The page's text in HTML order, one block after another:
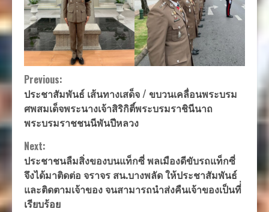
Continue
Reading
Previous:
ประชาสัมพันธ์ เส้นทางเสด็จ / ขบวนเคลื่อนพระบรม
ศพสมเด็จพระนางเจ้าสิริกิติ์พระบรมราชินีนาถ
พระบรมราชชนนีพันปีหลวง
Next:
ประชาชนลืมสิ่งของบนแท็กซี่ พลเมืองดีขับรถแท็กซี่
จึงได้มาติดต่อ จราจร สน.บางพลัด ให้ประชาสัมพันธ์
และติดตามเจ้าของ จนสามารถนำส่งคืนเจ้าของเป็นที่่
เรียบร้อย